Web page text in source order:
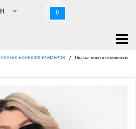
0
ПЛАТЬЯ БОЛЬШИХ РАЗМЕРОВ /
Платье поло с отложным